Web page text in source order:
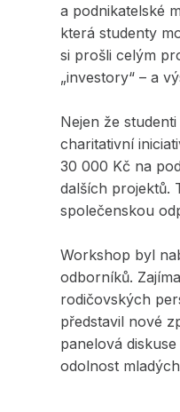
a podnikatelské
která studenty
si prošli celým
„investory“ – a
Nejen že
charitativní
30 000 Kč na
dalších projektů.
společenskou
Workshop byl
odborníků.
rodičovských
představil nové
panelová
odolnost